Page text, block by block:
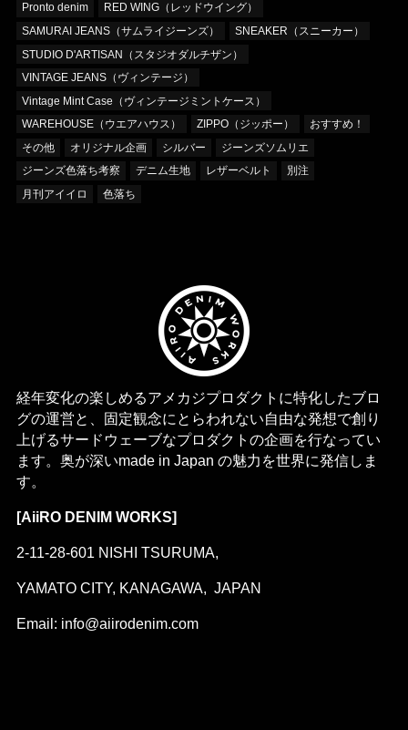
Pronto denim
RED WING（レッドウイング）
SAMURAI JEANS（サムライジーンズ）
SNEAKER（スニーカー）
STUDIO D'ARTISAN（スタジオダルチザン）
VINTAGE JEANS（ヴィンテージ）
Vintage Mint Case（ヴィンテージミントケース）
WAREHOUSE（ウエアハウス）
ZIPPO（ジッポー）
おすすめ！
その他
オリジナル企画 シルバー
ジーンズソムリエ
ジーンズ色落ち考察
デニム生地 レザーベルト
別注
月刊アイイロ
色落ち
経年変化の楽しめるアメカジプロダクトに特化したブロ
グの運営と、固定観念にとらわれない自由な発想で創り
上げるサードウェーブなプロダクトの企画を行なってい
ます。奥が深いmade in Japan の魅力を世界に発信しま
す。
[AiiRO DENIM WORKS]
2-11-28-601 NISHI TSURUMA,
YAMATO CITY, KANAGAWA, JAPAN
Email: info@aiirodenim.com